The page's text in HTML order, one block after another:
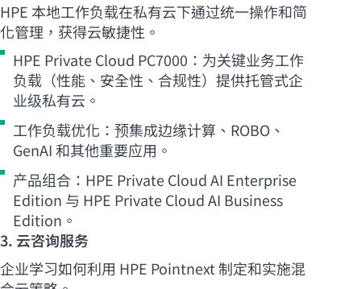
HPE 本地工作负载在私有云下通过统一操作和简
化管理，获得云敏捷性。
HPE Private Cloud PC7000：为关键业务工作
负载（性能、安全性、合规性）提供托管式企
业级私有云。
工作负载优化：预集成边缘计算、ROBO、
GenAI 和其他重要应用。
产品组合：HPE Private Cloud AI Enterprise
Edition 与 HPE Private Cloud AI Business
Edition。
3. 云咨询服务
企业学习如何利用 HPE Pointnext 制定和实施混